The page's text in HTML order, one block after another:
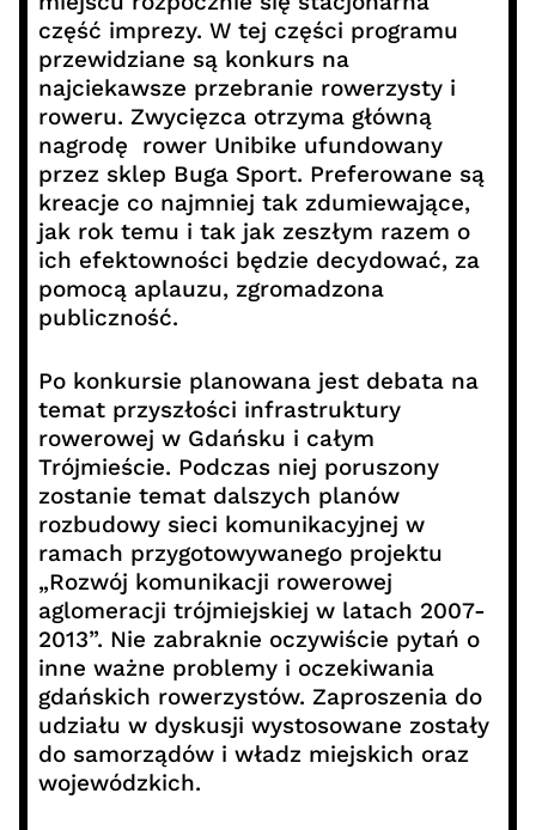
część imprezy. W tej części programu
przewidziane są konkurs na
najciekawsze przebranie rowerzysty i
roweru. Zwycięzca otrzyma główną
nagrodę  rower Unibike ufundowany
przez sklep Buga Sport. Preferowane są
kreacje co najmniej tak zdumiewające,
jak rok temu i tak jak zeszłym razem o
ich efektowności będzie decydować, za
pomocą aplauzu, zgromadzona
publiczność.
Po konkursie planowana jest debata na
temat przyszłości infrastruktury
rowerowej w Gdańsku i całym
Trójmieście. Podczas niej poruszony
zostanie temat dalszych planów
rozbudowy sieci komunikacyjnej w
ramach przygotowywanego projektu
„Rozwój komunikacji rowerowej
aglomeracji trójmiejskiej w latach 2007-
2013”. Nie zabraknie oczywiście pytań o
inne ważne problemy i oczekiwania
gdańskich rowerzystów. Zaproszenia do
udziału w dyskusji wystosowane zostały
do samorządów i władz miejskich oraz
wojewódzkich.